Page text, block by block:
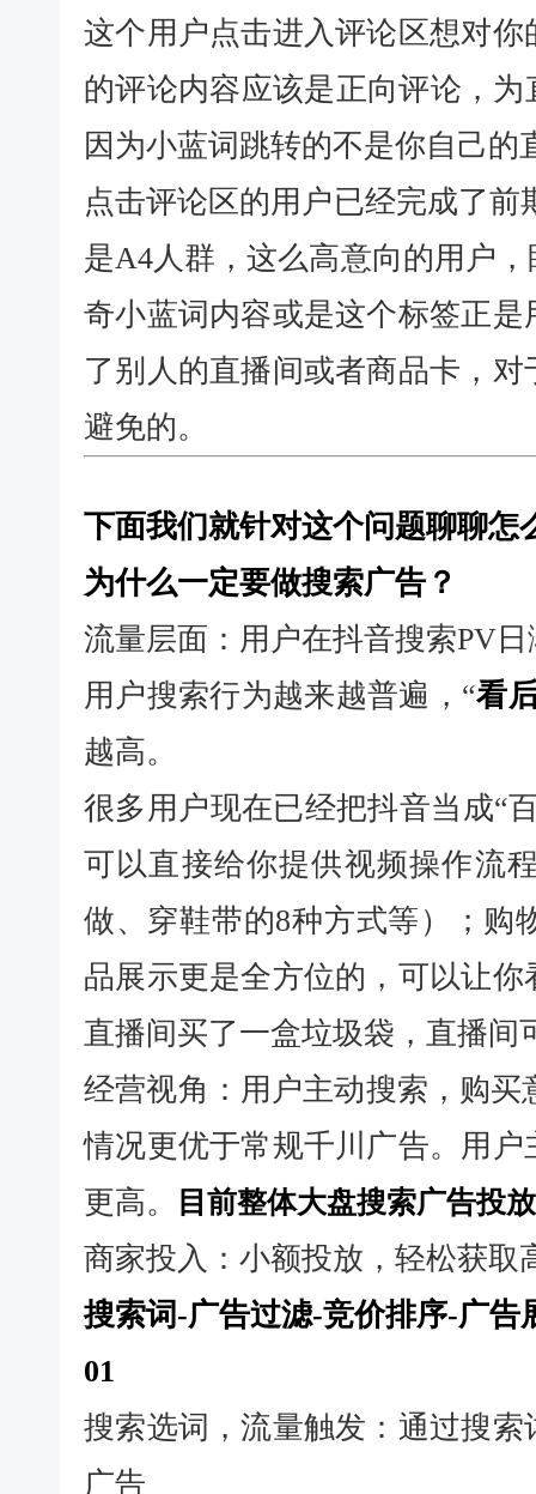
这个用户点击进入评论区想对
的评论内容应该是正向评论，
因为小蓝词跳转的不是你自己的
点击评论区的用户已经完成了
是A4人群，这么高意向的用户
奇小蓝词内容或是这个标签正
了别人的直播间或者商品卡，
避免的。
下面我们就针对这个问题聊聊怎
为什么一定要做搜索广告？
流量层面：用户在抖音搜索PV
用户搜索行为越来越普遍，“看
越高。
很多用户现在已经把抖音当成“
可以直接给你提供视频操作流
做、穿鞋带的8种方式等）；购
品展示更是全方位的，可以让
直播间买了一盒垃圾袋，直播间
经营视角：用户主动搜索，购
情况更优于常规千川广告。用
更高。
目前整体大盘搜索广告投
商家投入：小额投放，轻松获取
搜索词-广告过滤-竞价排序-广告
01
搜索选词，流量触发：通过搜
广告